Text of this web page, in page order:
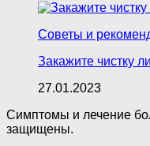
Советы и
Закажите чистку
27.01.2023
Симптомы и лечение
защищены.